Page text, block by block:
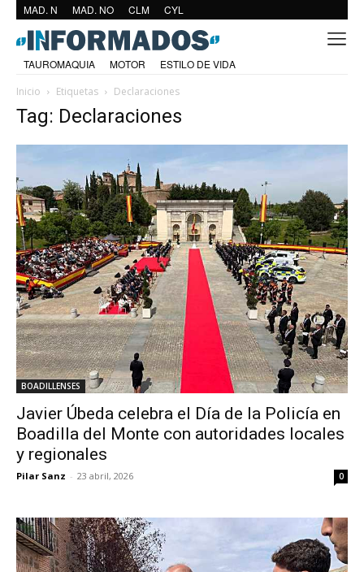
MAD. N MAD. NO CLM CYL
TAUROMAQUIA MOTOR
ESTILO DE VIDA
Inicio
Etiquetas Declaraciones
Tag: Declaraciones
BOADILLENSES
Javier Úbeda celebra el Día de la Policía en
Boadilla del Monte con autoridades locales
y regionales
Pilar Sanz - 23 abril, 2026 0